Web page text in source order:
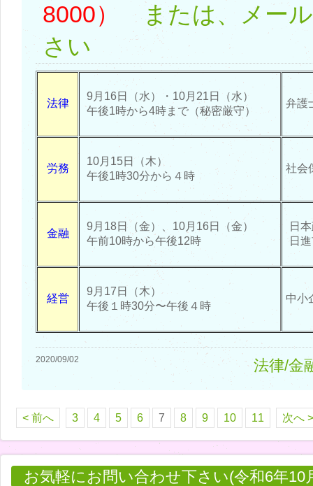
8000）
または、メー
さい
法律
9月16日（水）・10月21日（水）
午後1時から4時まで（秘密厳守）
弁護
労務
10月15日（木）
午後1時30分から４時
社会
金融
9月18日（金）、10月16日（金）
午前10時から午後12時
日
日
経営
9月17日（木）
午後１時30分〜午後４時
中小
2020/09/02 法律/金
< 前へ 3 4 5 6 7 8 9 10 11 次へ >
お気軽にお問い合わせ下さい(令和6年10